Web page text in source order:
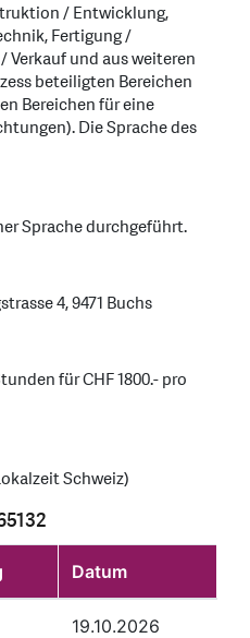
/ Entwicklung,
Fertigung /
Verkauf und aus weiteren
beteiligten Bereichen
Bereichen für eine
Die Sprache des
Sprache durchgeführt.
4, 9471 Buchs
für CHF 1800.- pro
Schweiz)
Datum
19.10.2026